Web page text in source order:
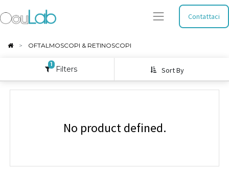
Contattaci
OFTALMOSCOPI & RETINOSCOPI
1
Filters Sort By
No product defined.